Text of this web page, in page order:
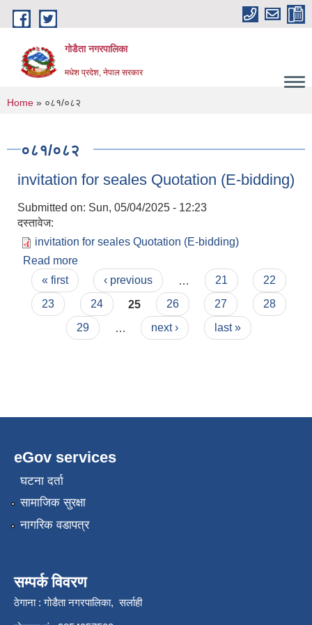
Skip to main content
गोडैता नगरपालिका
मधेश प्रदेश, नेपाल सरकार
You are here
Home » ०८१/०८२
०८१/०८२
invitation for seales Quotation (E-bidding)
Submitted on: Sun, 05/04/2025 - 12:23
दस्तावेज:
invitation for seales Quotation (E-bidding)
Read more
bidding)
Pages
« first ‹ previous 21
22
23
24 25 26 27
28
29
next › last »
eGov services
घटना दर्ता
सामाजिक सुरक्षा
नागरिक वडापत्र
सम्पर्क विवरण
ठेगाना : गोडैता नगरपालिका, सर्लाही